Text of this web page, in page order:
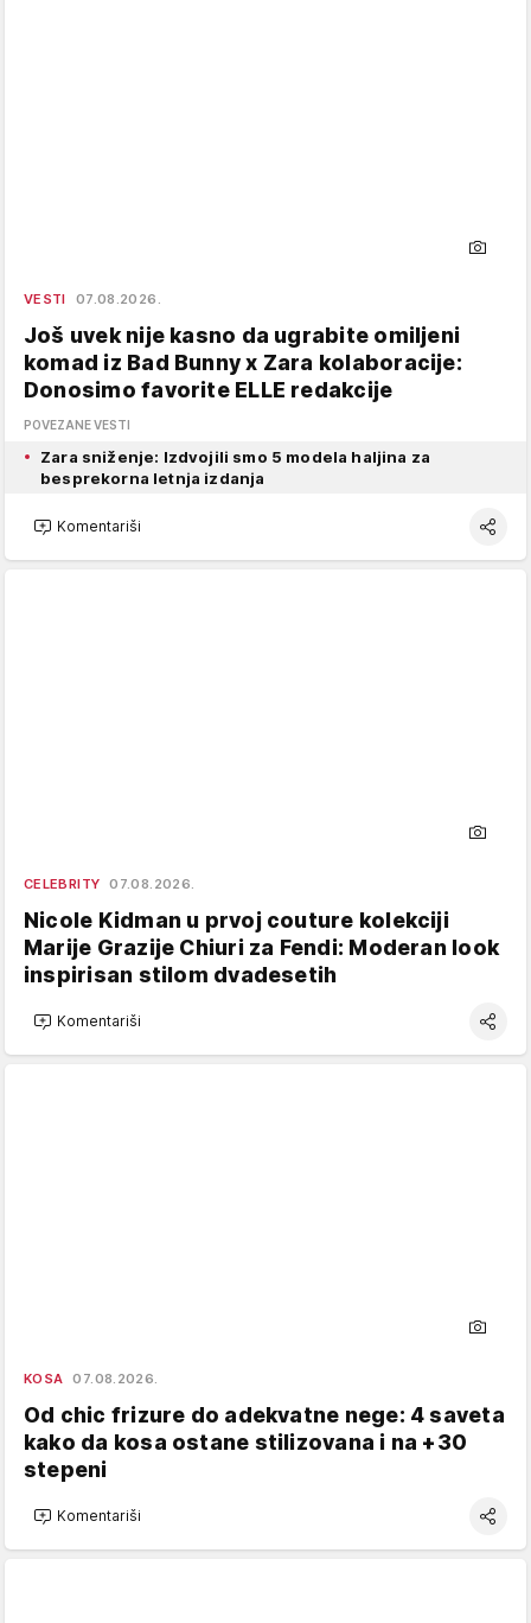
VESTI 07.08.2026.
Još uvek nije kasno da ugrabite omiljeni
komad iz Bad Bunny x Zara kolaboracije:
Donosimo favorite ELLE redakcije
POVEZANE VESTI
Zara sniženje: Izdvojili smo 5 modela haljina za
besprekorna letnja izdanja
Komentariši
CELEBRITY 07.08.2026.
Nicole Kidman u prvoj couture kolekciji
Marije Grazije Chiuri za Fendi: Moderan look
inspirisan stilom dvadesetih
Komentariši
KOSA 07.08.2026.
Od chic frizure do adekvatne nege: 4 saveta
kako da kosa ostane stilizovana i na +30
stepeni
Komentariši